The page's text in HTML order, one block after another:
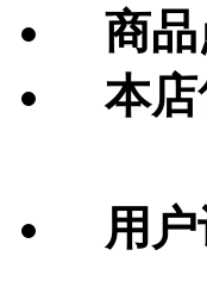
商品
本店
用户